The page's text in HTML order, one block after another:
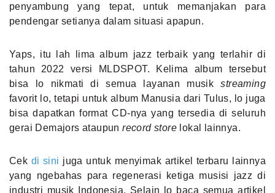
penyambung yang tepat, untuk memanjakan para
pendengar setianya dalam situasi apapun.
Yaps, itu lah lima album jazz terbaik yang terlahir di
tahun 2022 versi MLDSPOT. Kelima album tersebut
bisa lo nikmati di semua layanan musikstreaming
favorit lo, tetapi untuk album Manusia dari Tulus, lo juga
bisa dapatkan format CD-nya yang tersedia di seluruh
gerai Demajors ataupunrecord store lokal lainnya.
Cek di sini juga untuk menyimak artikel terbaru lainnya
yang ngebahas para regenerasi ketiga musisi jazz di
industri musik Indonesia. Selain lo baca semua artikel